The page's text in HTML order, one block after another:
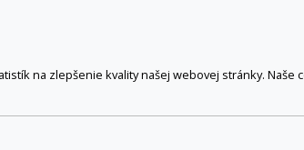
na zlepšenie kvality našej webovej stránky. Naše
práva vyhradené.